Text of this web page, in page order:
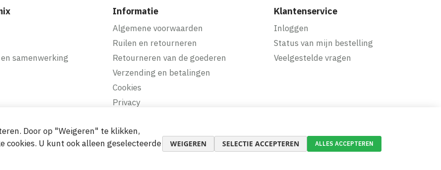
samenwerking
Informatie
Algemene voorwaarden
Ruilen en retourneren
Retourneren van de goederen
Verzending en betalingen
Cookies
Privacy
Klantenservice
Inloggen
Status van mijn bestelling
Veelgestelde vragen
betalingen
Door op "Weigeren" te klikken,
U kunt ook alleen geselecteerde
WEIGEREN SELECTIE ACCEPTEREN ALLES ACCEPTEREN